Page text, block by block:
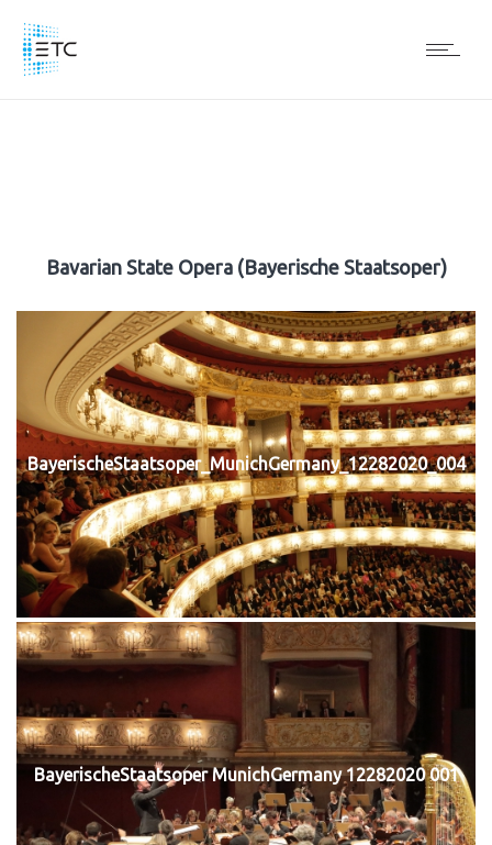
Bavarian State Opera (Bayerische Staatsoper)
BayerischeStaatsoper_MunichGermany_12282020_004
BayerischeStaatsoper MunichGermany 12282020 001